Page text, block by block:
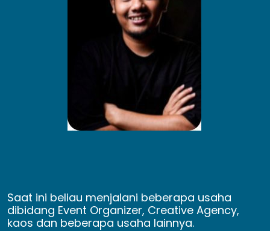
Saat ini beliau menjalani beberapa usaha
dibidang Event Organizer, Creative Agency,
kaos dan beberapa usaha lainnya.